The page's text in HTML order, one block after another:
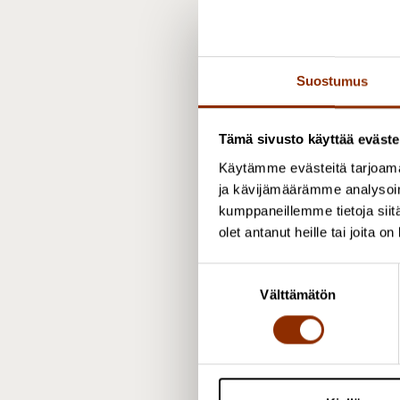
Suostumus
Tämä sivusto käyttää
Käytämme evästeitä
ja kävijämäärämme
kumppaneillemme tietoja
olet antanut heille tai joita
Välttämätön